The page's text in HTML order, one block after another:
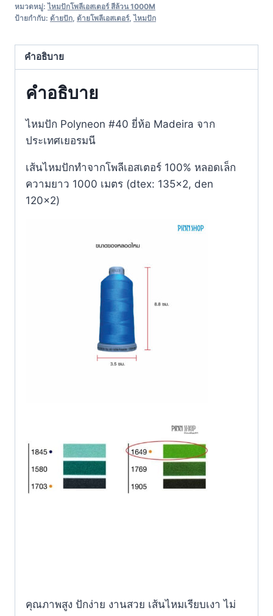
หมวดหมู่:ไหมปักโพลีเอสเตอร์ สีล้วน 1000M
ป้ายกำกับ: ด้ายปัก ด้ายโพลีเอสเตอร์,ไหมปัก
คำอธิบาย
คำอธิบาย
ไหมปัก Polyneon #40 ยี่ห้อ Madeira จาก
ประเทศเยอรมนี​
เส้นไหมปักทำจากโพลีเอสเตอร์ 100% หลอดเล็ก
ความยาว 1000 เมตร (dtex: 135×2, den
120×2)
คุณภาพสูง ปักง่าย งานสวย เส้นไหมเรียบเงา ไม่